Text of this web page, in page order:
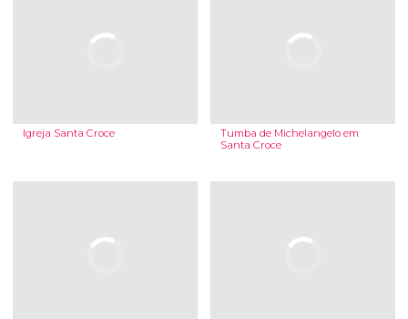
Igreja Santa Croce
Tumba de Michelangelo em
Santa Croce